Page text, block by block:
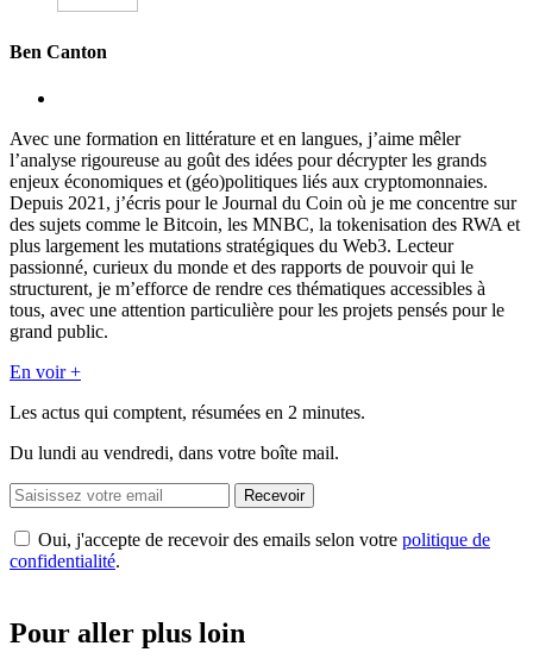
Ben Canton
Avec une formation en littérature et en langues, j’aime mêler
l’analyse rigoureuse au goût des idées pour décrypter les grands
enjeux économiques et (géo)politiques liés aux cryptomonnaies.
Depuis 2021, j’écris pour le Journal du Coin où je me concentre sur
des sujets comme le Bitcoin, les MNBC, la tokenisation des RWA et
plus largement les mutations stratégiques du Web3. Lecteur
passionné, curieux du monde et des rapports de pouvoir qui le
structurent, je m’efforce de rendre ces thématiques accessibles à
tous, avec une attention particulière pour les projets pensés pour le
grand public.
En voir +
Les actus qui comptent, résumées en 2 minutes.
Du lundi au vendredi, dans votre boîte mail.
Recevoir
Oui, j'accepte de recevoir des emails selon votre politique de
confidentialité.
Pour aller plus loin